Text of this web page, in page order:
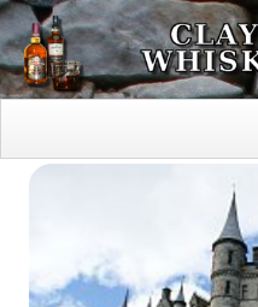
Claymore Whisky
Home
Information